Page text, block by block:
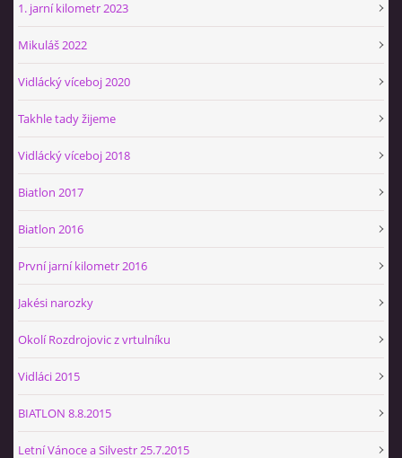
1. jarní kilometr 2023
Mikuláš 2022
Vidlácký víceboj 2020
Takhle tady žijeme
Vidlácký víceboj 2018
Biatlon 2017
Biatlon 2016
První jarní kilometr 2016
Jakési narozky
Okolí Rozdrojovic z vrtulníku
Vidláci 2015
BIATLON 8.8.2015
Letní Vánoce a Silvestr 25.7.2015